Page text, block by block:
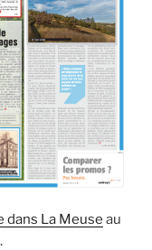
dans La Meuse au